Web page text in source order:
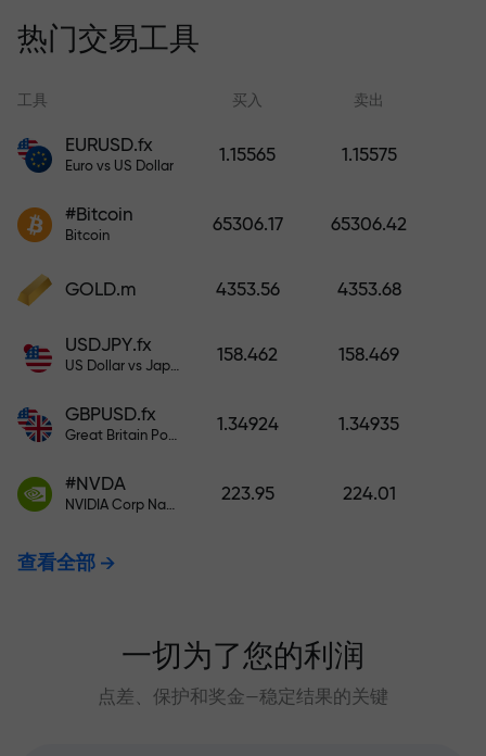
证6个月内利润增长3倍。放心交易—
您的资金受到保护！
奖金。X1000不是印刷错误。存款
热门交易工具
工具 买入 卖出
EURUSD.fx
Euro vs US Dollar
1.15565 1.15575
#Bitcoin
Bitcoin
65306.17 65306.42
GOLD.m 4353.56 4353.68
USDJPY.fx
US Dollar vs Japanese Yen
158.462 158.469
GBPUSD.fx
Great Britain Pound vs US Dollar
1.34924 1.34935
#NVDA
NVIDIA Corp Nasdaq Stock Exchange (Nasdaq) USD
223.95 224.01
查看全部
一切为了您的利润
点差、保护和奖金—稳定结果的关键